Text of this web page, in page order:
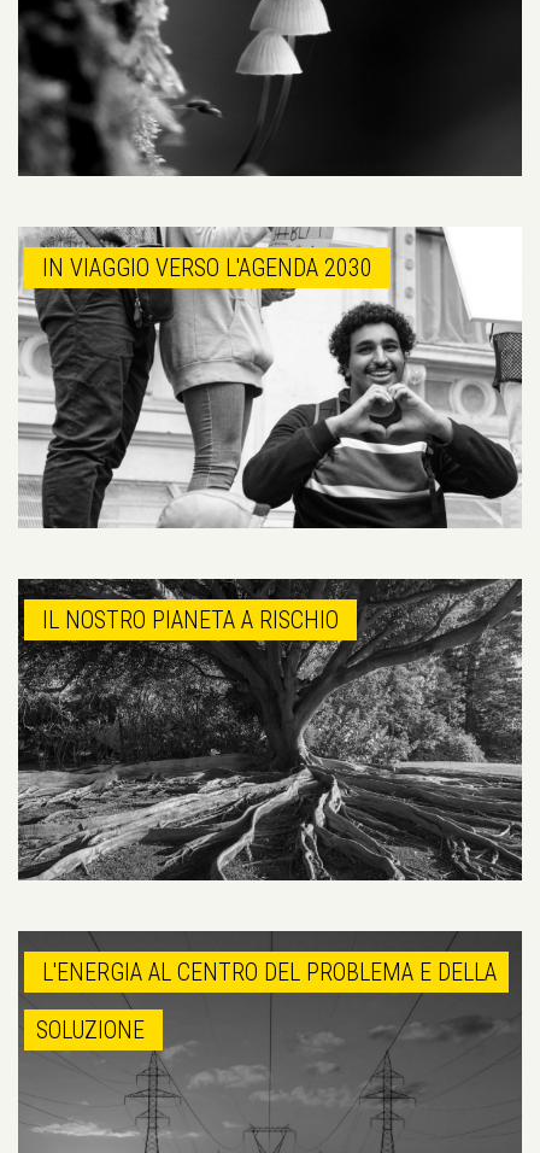
IN VIAGGIO VERSO L'AGENDA 2030
IL NOSTRO PIANETA A RISCHIO
L'ENERGIA AL CENTRO DEL PROBLEMA E DELLA
SOLUZIONE